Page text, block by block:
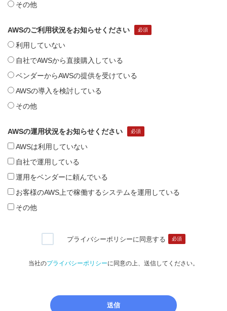
その他
AWSのご利用状況をお知らせください
利用していない
自社でAWSから直接購入している
ベンダーからAWSの提供を受けている
AWSの導入を検討している
その他
AWSの運用状況をお知らせください
AWSは利用していない
自社で運用している
運用をベンダーに頼んでいる
お客様のAWS上で稼働するシステムを運用している
その他
プライバシーポリシーに同意する
当社のプライバシーポリシーに同意の上、送信してください。